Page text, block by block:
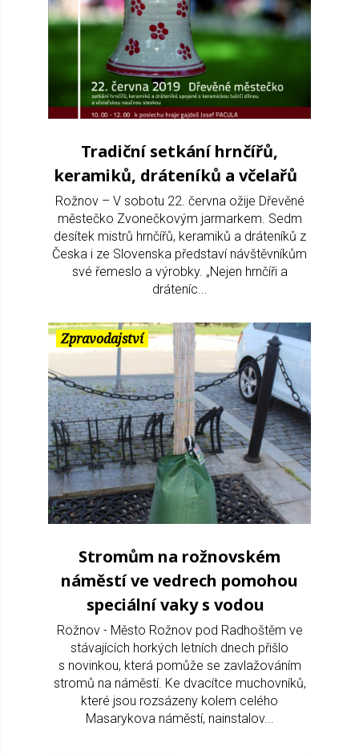
Tradiční setkání hrnčířů,
keramiků, dráteníků a včelařů
Rožnov – V sobotu 22. června ožije Dřevěné
městečko Zvonečkovým jarmarkem. Sedm
desítek mistrů hrnčířů, keramiků a dráteníků z
Česka i ze Slovenska představí návštěvníkům
své řemeslo a výrobky. „Nejen hrnčíři a
dráteníc...
Zpravodajství
Stromům na rožnovském
náměstí ve vedrech pomohou
speciální vaky s vodou
Rožnov - Město Rožnov pod Radhoštěm ve
stávajících horkých letních dnech přišlo
s novinkou, která pomůže se zavlažováním
stromů na náměstí. Ke dvacítce muchovníků,
které jsou rozsázeny kolem celého
Masarykova náměstí, nainstalov...